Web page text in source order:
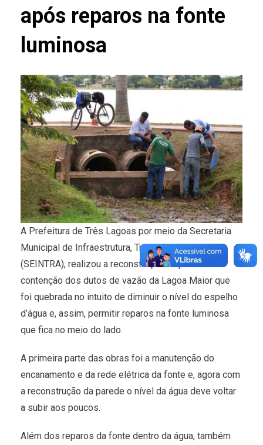
após reparos na fonte
luminosa
A Prefeitura de Três Lagoas por meio da Secretaria
Municipal de Infraestrutura, Transporte e Trânsito
(SEINTRA), realizou a reconstrução da parede de
contenção dos dutos de vazão da Lagoa Maior que
foi quebrada no intuito de diminuir o nível do espelho
d’água e, assim, permitir reparos na fonte luminosa
que fica no meio do lado.
A primeira parte das obras foi a manutenção do
encanamento e da rede elétrica da fonte e, agora com
a reconstrução da parede o nível da água deve voltar
a subir aos poucos.
Além dos reparos da fonte dentro da água, também